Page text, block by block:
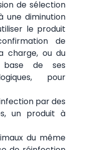
de sélection
une diminution
le produit
de
charge, ou du
de ses
pour
par des
un produit à
du même